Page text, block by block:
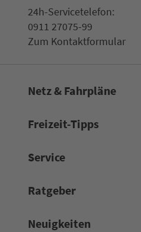
24h-Ser­vice­te­le­fon:
0911 27075-99
Zum Kon­taktformular
Netz & Fahrpläne
Frei­zeit-Tipps
Service
Rat­ge­ber
Neuigkeiten